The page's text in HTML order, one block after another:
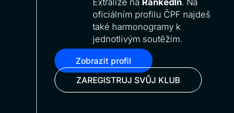
oficiálním profilu ČPF najdeš
také harmonogramy k
jednotlivým soutěžím.
Zobrazit profil
ZAREGISTRUJ SVŮJ KLUB